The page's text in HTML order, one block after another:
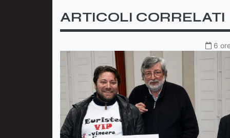
ARTICOLI CORRELATI
6